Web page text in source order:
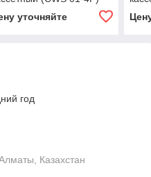
уточняйте
год
Казахстан